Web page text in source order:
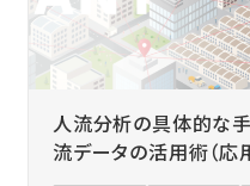
人流分析の具体的な
流データの活用術（応